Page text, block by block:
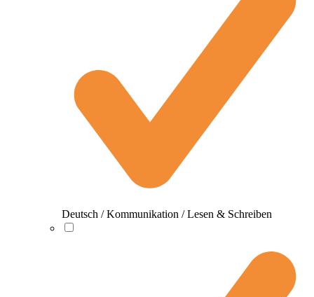
Deutsch / Kommunikation / Lesen & Schreiben